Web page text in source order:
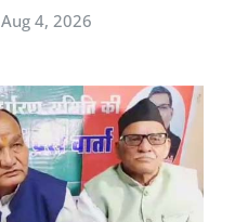
Aug 4, 2026